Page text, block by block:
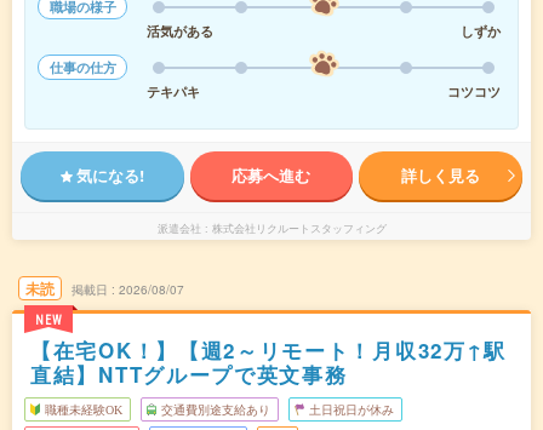
職場の様子
活気がある
しずか
仕事の仕方
テキパキ
コツコツ
気になる! 応募へ進む 詳しく見る
派遣会社 株式会社リクルートスタッフィング
未読
NEW
掲載日 2026/08/07
【在宅OK！】【週2～リモート！月収32万↑駅
直結】NTTグループで英文事務
職種未経験OK 交通費別途支給あり 土日祝日が休み